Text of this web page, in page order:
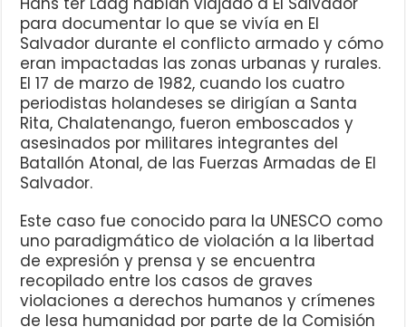
para documentar lo que se vivía en El
Salvador durante el conflicto armado y cómo
eran impactadas las zonas urbanas y rurales.
El 17 de marzo de 1982, cuando los cuatro
periodistas holandeses se dirigían a Santa
Rita, Chalatenango, fueron emboscados y
asesinados por militares integrantes del
Batallón Atonal, de las Fuerzas Armadas de El
Salvador.
Este caso fue conocido para la UNESCO como
uno paradigmático de violación a la libertad
de expresión y prensa y se encuentra
recopilado entre los casos de graves
violaciones a derechos humanos y crímenes
de lesa humanidad por parte de la Comisión